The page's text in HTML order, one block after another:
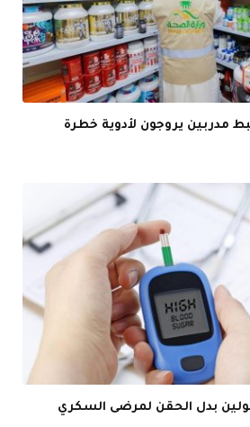
مدربين يروجون لأدوية خطرة
بدل الحقن لمرضى السكري